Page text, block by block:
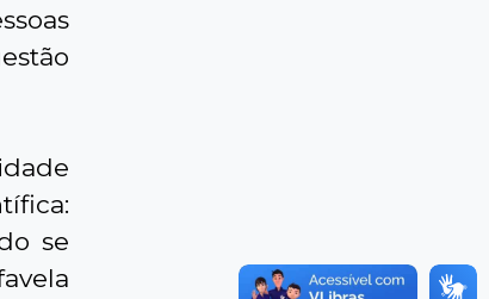
se